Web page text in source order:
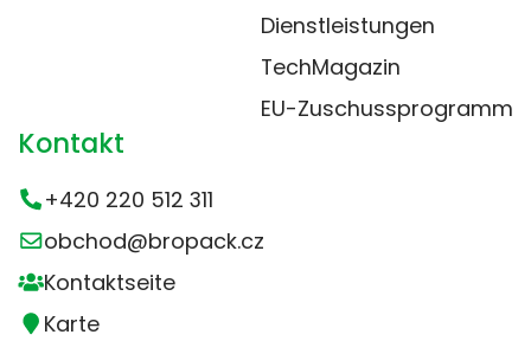
Dienstleistungen
TechMagazin
EU-Zuschussprogramm
Kontakt
+420 220 512 311
obchod@bropack.cz
Kontaktseite
Karte